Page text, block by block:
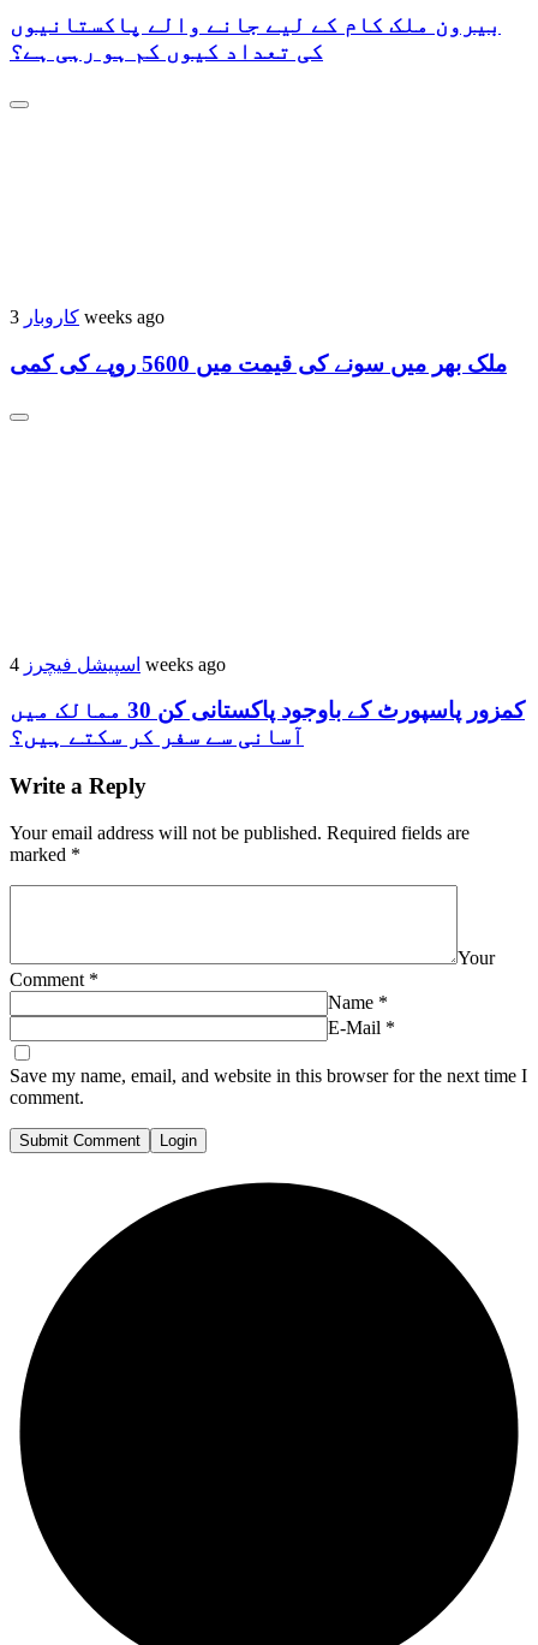
بیرون ملک کام کے لیے جانے والے پاکستانیوں
کی تعداد کیوں کم ہو رہی ہے؟
کاروبار 3 weeks ago
ملک بھر میں سونے کی قیمت میں 5600 روپے کی کمی
اسپیشل فیچرز 4 weeks ago
کمزور پاسپورٹ کے باوجود پاکستانی کن 30 ممالک میں
آسانی سے سفر کر سکتے ہیں؟
Write a Reply
Your email address will not be published. Required fields are
marked *
Your
Comment *
Name *
E-Mail *
Save my name, email, and website in this browser for the next time I
comment.
Submit Comment Login